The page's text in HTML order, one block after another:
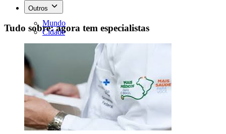
Outros
Mundo
Cidade
Tudo sobre: agora tem especialistas